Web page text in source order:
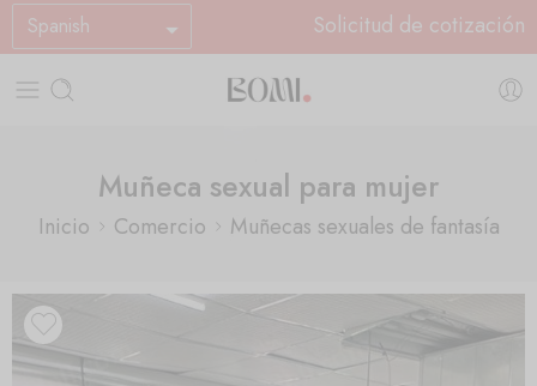
Spanish Solicitud de cotización
Muñeca sexual para mujer
Inicio Comercio Muñecas sexuales de fantasía